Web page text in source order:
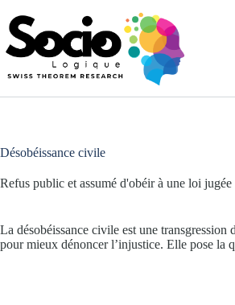
au
contenu
Désobéissance civile
Refus public et assumé d'obéir à une loi
La désobéissance civile est une
pour mieux dénoncer l’injustice. Elle pose la